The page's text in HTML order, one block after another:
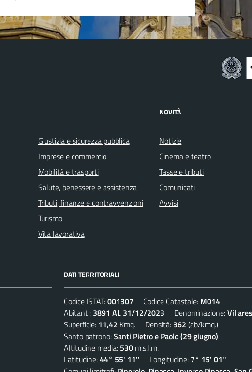
Giustizia e sicurezza pubblica
Imprese e commercio
Mobilità e trasporti
Salute, benessere e assistenza
Tributi, finanze e contravvenzioni
Turismo
Vita lavorativa
NOVITÀ
Notizie
Cinema e teatro
Tasse e tributi
Comunicati
Avvisi
DATI TERRITORIALI
Codice ISTAT:001307 Codice Catastale: M014
Abitanti: 3891 AL 31/12/2023 Denominazione:
Superficie: 11,42 Kmq. Densità: 362 (ab/kmq.)
Santo patrono:Santi Pietro e Paolo (29 giugno)
Altitudine media: 530 m.s.l.m.
Latitudine:44° 55' 11'' Longitudine: 7° 15' 01''